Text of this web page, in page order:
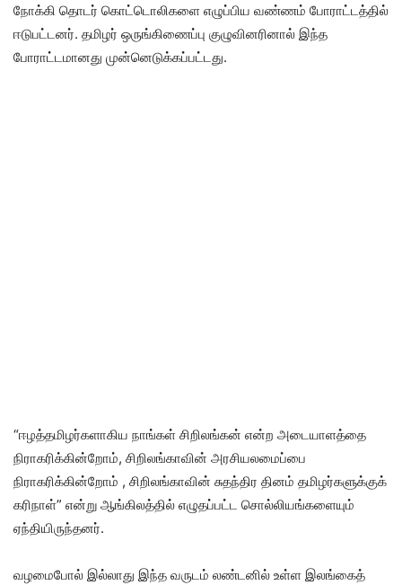
நோக்கி தொடர் கொட்டொலிகளை எழுப்பிய வண்ணம் போராட்டத்தில்
ஈடுபட்டனர். தமிழர் ஒருங்கிணைப்பு குழுவினரினால் இந்த
போராட்டமானது முன்னெடுக்கப்பட்டது.
“ஈழத்தமிழர்களாகிய நாங்கள் சிறிலங்கன் என்ற அடையாளத்தை
நிராகரிக்கின்றோம், சிறிலங்காவின் அரசியலமைப்பை
நிராகரிக்கின்றோம் , சிறிலங்காவின் சுதந்திர தினம் தமிழர்களுக்குக்
கரிநாள்” என்று ஆங்கிலத்தில் எழுதப்பட்ட சொல்லியங்களையும்
ஏந்தியிருந்தனர்.
வழமைபோல் இல்லாது இந்த வருடம் லண்டனில் உள்ள இலங்கைத்